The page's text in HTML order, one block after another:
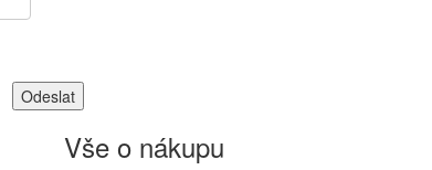
Vše o nákupu